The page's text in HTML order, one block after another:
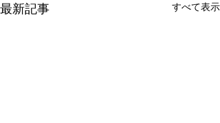
最新記事 すべて表示